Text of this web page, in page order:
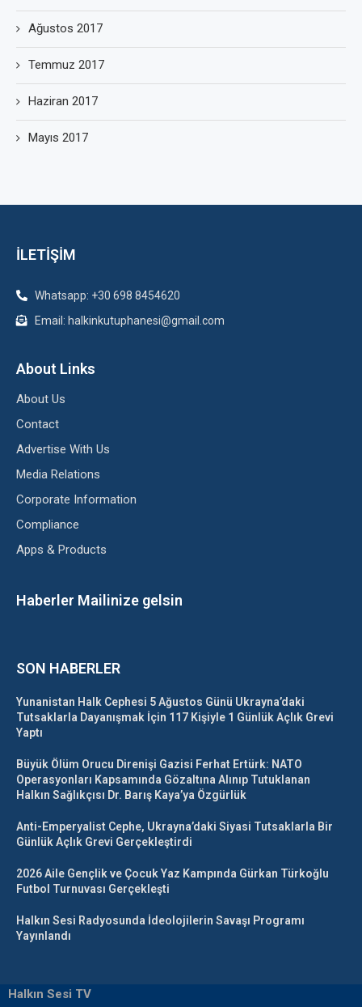
Ağustos 2017
Temmuz 2017
Haziran 2017
Mayıs 2017
İLETİŞİM
Whatsapp: +30 698 8454620
Email: halkinkutuphanesi@gmail.com
About Links
About Us
Contact
Advertise With Us
Media Relations
Corporate Information
Compliance
Apps & Products
Haberler Mailinize gelsin
SON HABERLER
Yunanistan Halk Cephesi 5 Ağustos Günü Ukrayna’daki
Tutsaklarla Dayanışmak İçin 117 Kişiyle 1 Günlük Açlık Grevi
Yaptı
Büyük Ölüm Orucu Direnişi Gazisi Ferhat Ertürk: NATO
Operasyonları Kapsamında Gözaltına Alınıp Tutuklanan
Halkın Sağlıkçısı Dr. Barış Kaya’ya Özgürlük
Anti-Emperyalist Cephe, Ukrayna’daki Siyasi Tutsaklarla Bir
Günlük Açlık Grevi Gerçekleştirdi
2026 Aile Gençlik ve Çocuk Yaz Kampında Gürkan Türkoğlu
Futbol Turnuvası Gerçekleşti
Halkın Sesi Radyosunda İdeolojilerin Savaşı Programı
Yayınlandı
Halkın Sesi TV